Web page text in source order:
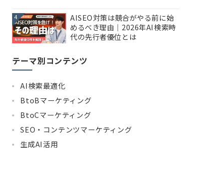
4
AISEO対策は競合がやる前に始
めるべき理由｜2026年AI検索時
代の先行者優位とは
テーマ別コンテンツ
AI検索最適化
BtoBマーケティング
BtoCマーケティング
SEO・コンテンツマーケティング
生成AI活用